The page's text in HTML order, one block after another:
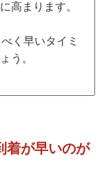
高まります。
く早いタイミ
う。
着が早いのが